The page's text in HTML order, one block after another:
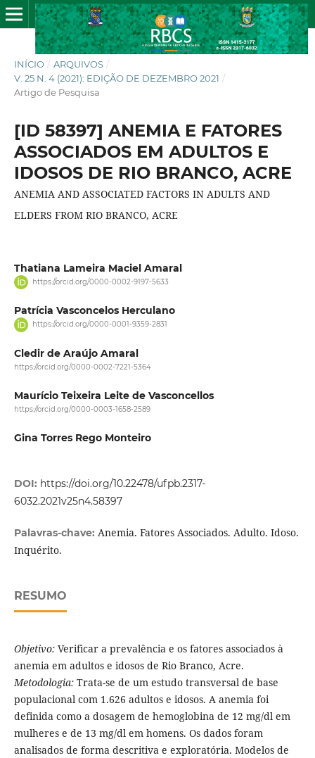
INÍCIO / ARQUIVOS /
V. 25 N. 4 (2021): EDIÇÃO DE DEZEMBRO 2021 /
Artigo de Pesquisa
[ID 58397] ANEMIA E FATORES
ASSOCIADOS EM ADULTOS E
IDOSOS DE RIO BRANCO, ACRE
ANEMIA AND ASSOCIATED FACTORS IN ADULTS AND
ELDERS FROM RIO BRANCO, ACRE
Thatiana Lameira Maciel Amaral
https://orcid.org/0000-0002-9197-5633
Patrícia Vasconcelos Herculano
https://orcid.org/0000-0001-9359-2831
Cledir de Araújo Amaral
https://orcid.org/0000-0002-7221-5364
Maurício Teixeira Leite de Vasconcellos
https://orcid.org/0000-0003-1658-2589
Gina Torres Rego Monteiro
DOI: https://doi.org/10.22478/ufpb.2317-
6032.2021v25n4.58397
Palavras-chave: Anemia. Fatores Associados. Adulto. Idoso.
Inquérito.
RESUMO
Objetivo:Verificar a prevalência e os fatores associados à
anemia em adultos e idosos de Rio Branco, Acre.
Metodologia:Trata-se de um estudo transversal de base
populacional com 1.626 adultos e idosos. A anemia foi
definida como a dosagem de hemoglobina de 12 mg/dl em
mulheres e de 13 mg/dl em homens. Os dados foram
analisados de forma descritiva e exploratória. Modelos de